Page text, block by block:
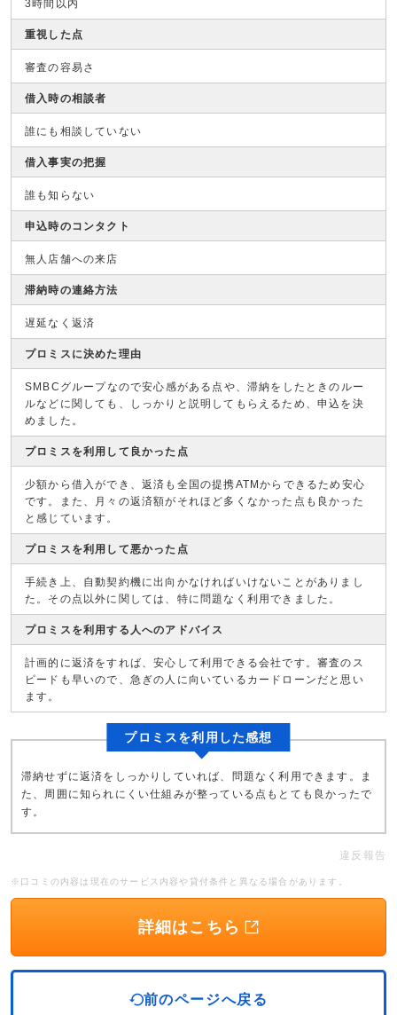
3時間以内
重視した点
審査の容易さ
借入時の相談者
誰にも相談していない
借入事実の把握
誰も知らない
申込時のコンタクト
無人店舗への来店
滞納時の連絡方法
遅延なく返済
プロミスに決めた理由
SMBCグループなので安心感がある点や、滞納をしたときのルー
ルなどに関しても、しっかりと説明してもらえるため、申込を決
めました。
プロミスを利用して良かった点
少額から借入ができ、返済も全国の提携ATMからできるため安心
です。また、月々の返済額がそれほど多くなかった点も良かった
と感じています。
プロミスを利用して悪かった点
手続き上、自動契約機に出向かなければいけないことがありまし
た。その点以外に関しては、特に問題なく利用できました。
プロミスを利用する人へのアドバイス
計画的に返済をすれば、安心して利用できる会社です。審査のス
ピードも早いので、急ぎの人に向いているカードローンだと思い
ます。
プロミスを利用した感想
滞納せずに返済をしっかりしていれば、問題なく利用できます。ま
た、周囲に知られにくい仕組みが整っている点もとても良かったで
す。
違反報告
※口コミの内容は現在のサービス内容や貸付条件と異なる場合があります。
詳細はこちら
前のページへ戻る